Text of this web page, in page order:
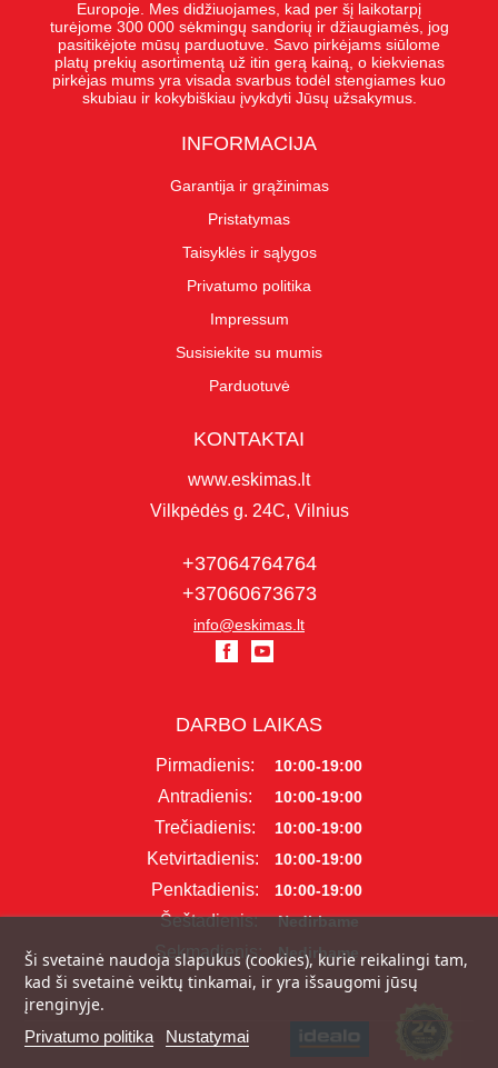
Europoje. Mes didžiuojames, kad per šį laikotarpį
turėjome 300 000 sėkmingų sandorių ir džiaugiamės, jog
pasitikėjote mūsų parduotuve. Savo pirkėjams siūlome
platų prekių asortimentą už itin gerą kainą, o kiekvienas
pirkėjas mums yra visada svarbus todėl stengiames kuo
skubiau ir kokybiškiau įvykdyti Jūsų užsakymus.
INFORMACIJA
Garantija ir grąžinimas
Pristatymas
Taisyklės ir sąlygos
Privatumo politika
Impressum
Susisiekite su mumis
Parduotuvė
KONTAKTAI
www.eskimas.lt
Vilkpėdės g. 24C, Vilnius
+37064764764
+37060673673
info@eskimas.lt
DARBO LAIKAS
Pirmadienis: 10:00-19:00
Antradienis: 10:00-19:00
Trečiadienis: 10:00-19:00
Ketvirtadienis: 10:00-19:00
Penktadienis: 10:00-19:00
Šeštadienis: Nedirbame
Sekmadienis: Nedirbame
Ši svetainė naudoja slapukus (cookies), kurie reikalingi tam,
kad ši svetainė veiktų tinkamai, ir yra išsaugomi jūsų
įrenginyje.
Privatumo politika Nustatymai